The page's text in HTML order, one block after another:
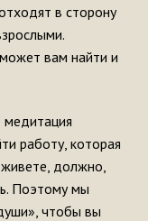
в сторону
вам найти и
медитация
работу, которая
должно,
Поэтому мы
чтобы вы